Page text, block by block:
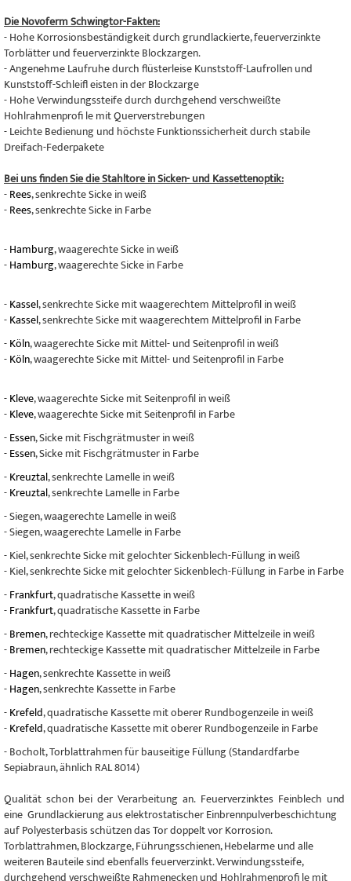
Die Novoferm Schwingtor-Fakten:
- Hohe Korrosionsbeständigkeit durch grundlackierte, feuerverzinkte
Torblätter und feuerverzinkte Blockzargen.
- Angenehme Laufruhe durch flüsterleise Kunststoff-Laufrollen und
Kunststoff-Schleifl eisten in der Blockzarge
- Hohe Verwindungssteife durch durchgehend verschweißte
Hohlrahmenprofi le mit Querverstrebungen
- Leichte Bedienung und höchste Funktionssicherheit durch stabile
Dreifach-Federpakete
Bei uns finden Sie die Stahltore in Sicken- und Kassettenoptik:
-Rees, senkrechte Sicke in weiß
-Rees, senkrechte Sicke in Farbe
-Hamburg, waagerechte Sicke in weiß
-Hamburg, waagerechte Sicke in Farbe
-Kassel, senkrechte Sicke mit waagerechtem Mittelprofil in weiß
-Kassel, senkrechte Sicke mit waagerechtem Mittelprofil in Farbe
-Köln, waagerechte Sicke mit Mittel- und Seitenprofil in weiß
-Köln, waagerechte Sicke mit Mittel- und Seitenprofil in Farbe
-Kleve, waagerechte Sicke mit Seitenprofil in weiß
-Kleve, waagerechte Sicke mit Seitenprofil in Farbe
-Essen, Sicke mit Fischgrätmuster in weiß
-Essen, Sicke mit Fischgrätmuster in Farbe
-Kreuztal, senkrechte Lamelle in weiß
-Kreuztal, senkrechte Lamelle in Farbe
- Siegen, waagerechte Lamelle in weiß
- Siegen, waagerechte Lamelle in Farbe
- Kiel, senkrechte Sicke mit gelochter Sickenblech-Füllung in weiß
- Kiel, senkrechte Sicke mit gelochter Sickenblech-Füllung in Farbe in Farbe
-Frankfurt, quadratische Kassette in weiß
-Frankfurt, quadratische Kassette in Farbe
-Bremen, rechteckige Kassette mit quadratischer Mittelzeile in weiß
-Bremen, rechteckige Kassette mit quadratischer Mittelzeile in Farbe
-Hagen, senkrechte Kassette in weiß
-Hagen, senkrechte Kassette in Farbe
-Krefeld, quadratische Kassette mit oberer Rundbogenzeile in weiß
-Krefeld, quadratische Kassette mit oberer Rundbogenzeile in Farbe
- Bocholt, Torblattrahmen für bauseitige Füllung (Standardfarbe
Sepiabraun, ähnlich RAL 8014)
Qualität schon bei der Verarbeitung an. Feuerverzinktes Feinblech und
eine Grundlackierung aus elektrostatischer Einbrennpulverbeschichtung
auf Polyesterbasis schützen das Tor doppelt vor Korrosion.
Torblattrahmen, Blockzarge, Führungsschienen, Hebelarme und alle
weiteren Bauteile sind ebenfalls feuerverzinkt. Verwindungssteife,